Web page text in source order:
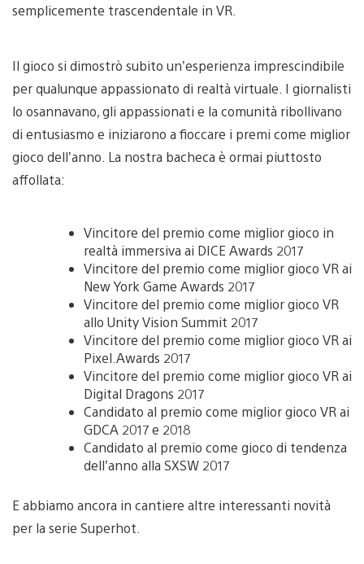
semplicemente trascendentale in VR.
Il gioco si dimostrò subito un’esperienza imprescindibile
per qualunque appassionato di realtà virtuale. I giornalisti
lo osannavano, gli appassionati e la comunità ribollivano
di entusiasmo e iniziarono a fioccare i premi come miglior
gioco dell’anno. La nostra bacheca è ormai piuttosto
affollata:
Vincitore del premio come miglior gioco in
realtà immersiva ai DICE Awards 2017
Vincitore del premio come miglior gioco VR ai
New York Game Awards 2017
Vincitore del premio come miglior gioco VR
allo Unity Vision Summit 2017
Vincitore del premio come miglior gioco VR ai
Pixel.Awards 2017
Vincitore del premio come miglior gioco VR ai
Digital Dragons 2017
Candidato al premio come miglior gioco VR ai
GDCA 2017 e 2018
Candidato al premio come gioco di tendenza
dell’anno alla SXSW 2017
E abbiamo ancora in cantiere altre interessanti novità
per la serie Superhot.